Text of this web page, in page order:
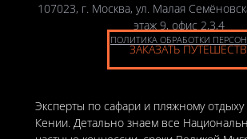
107023, г. Москва, ул. Малая
этаж 9, офис 2,3,4
ПОЛИТИКА ОБРАБОТКИ
ЗАКАЗАТЬ
Эксперты по сафари и пляжному отдыху
Кении. Детально знаем все